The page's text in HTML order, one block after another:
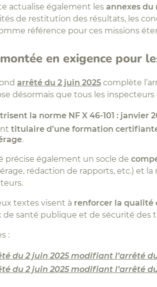
actualise également les annexes
de restitution des résultats, les
référence pour ces missions
en exigence pour
arrêté du 2 juin 2025 complète
désormais que tous les
la norme NF X 46-101 : janvier
titulaire d’une formation
.
précise également un socle de
rédaction de rapports, etc.) et
textes visent à renforcer la qualité
de santé publique et de sécurité des
:
du 2 juin 2025 modifiant l’arrêté
du 2 juin 2025 modifiant l’arrêté